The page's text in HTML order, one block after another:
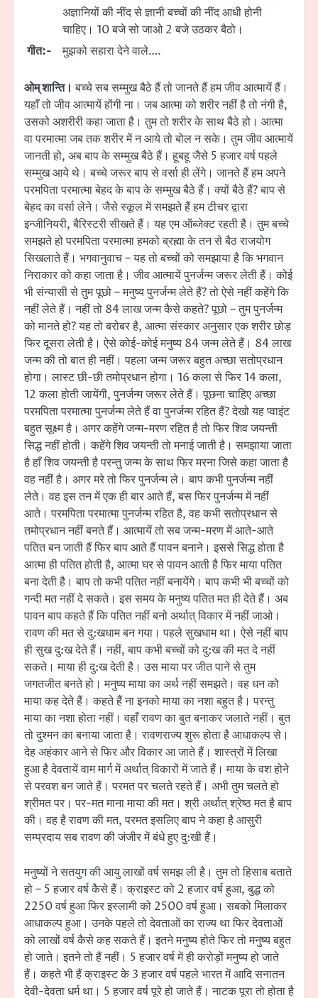
अज्ञानियों की नींद से ज्ञानी बच्चों की नींद आधी होनी
चाहिए। 10 बजे सो जाओ 2 बजे उठकर बैठो।
गीत:-
मुझको सहारा देने वाले….
ओम् शान्ति। बच्चे सब सम्मुख बैठे हैं तो जानते हैं हम जीव आत्मायें हैं।
यहाँ तो जीव आत्मायें होंगी ना। जब आत्मा को शरीर नहीं है तो नंगी है,
उसको अशरीरी कहा जाता है। तुम तो शरीर के साथ बैठे हो। आत्मा
वा परमात्मा जब तक शरीर में न आये तो बोल न सके। तुम जीव आत्मायें
जानती हो, अब बाप के सम्मुख बैठे हैं। हूबहू जैसे 5 हजार वर्ष पहले
सम्मुख आये थे। बच्चे जरूर बाप से वर्सा ही लेंगे। जानते हैं हम अपने
परमपिता परमात्मा बेहद के बाप के सम्मुख बैठे हैं। क्यों बैठे हैं? बाप से
बेहद का वर्सा लेने। जैसे स्कूल में समझते हैं हम टीचर द्वारा
इन्जीनियरी, बैरिस्टरी सीखते हैं। यह एम ऑब्जेक्ट रहती है। तुम बच्चे
समझते हो परमपिता परमात्मा हमको ब्रह्मा के तन से बैठ राजयोग
सिखलाते हैं। भगवानुवाच – यह तो बच्चों को समझाया है कि भगवान
निराकार को कहा जाता है। जीव आत्मायें पुनर्जन्म जरूर लेती हैं। कोई
भी संन्यासी से तुम पूछो – मनुष्य पुनर्जन्म लेते हैं? तो ऐसे नहीं कहेंगे कि
नहीं लेते हैं। नहीं तो 84 लाख जन्म कैसे कहते? पूछो – तुम पुनर्जन्म
को मानते हो? यह तो बरोबर है, आत्मा संस्कार अनुसार एक शरीर छोड़
फिर दूसरा लेती है। ऐसे कोई-कोई मनुष्य 84 जन्म लेते हैं। 84 लाख
जन्म की तो बात ही नहीं। पहला जन्म जरूर बहुत अच्छा सतोप्रधान
होगा। लास्ट छी-छी तमोप्रधान होगा। 16 कला से फिर 14 कला,
12 कला होती जायेंगी, पुनर्जन्म जरूर लेते हैं। पूछना चाहिए अच्छा
परमपिता परमात्मा पुनर्जन्म लेते हैं वा पुनर्जन्म रहित हैं? देखो यह प्वाइंट
बहुत सूक्ष्म है। अगर कहेंगे जन्म-मरण रहित है तो फिर शिव जयन्ती
सिद्ध नहीं होती। कहेंगे शिव जयन्ती तो मनाई जाती है। समझाया जाता
है हाँ शिव जयन्ती है परन्तु जन्म के साथ फिर मरना जिसे कहा जाता है
वह नहीं है। अगर मरे तो फिर पुनर्जन्म ले। बाप कभी पुनर्जन्म नहीं
लेते। वह इस तन में एक ही बार आते हैं, बस फिर पुनर्जन्म में नहीं
आते। परमपिता परमात्मा पुनर्जन्म रहित है, वह कभी सतोप्रधान से
तमोप्रधान नहीं बनते हैं। आत्मायें तो सब जन्म-मरण में आते-आते
पतित बन जाती हैं फिर बाप आते हैं पावन बनाने। इससे सिद्ध होता है
आत्मा ही पतित होती है, आत्मा घर से पावन आती है फिर माया पतित
बना देती है। बाप तो कभी पतित नहीं बनायेंगे। बाप कभी भी बच्चों को
गन्दी मत नहीं दे सकते। इस समय के मनुष्य पतित मत ही देते हैं। अब
पावन बाप कहते हैं कि पतित नहीं बनो अर्थात् विकार में नहीं जाओ।
रावण की मत से दु:खधाम बन गया। पहले सुखधाम था। ऐसे नहीं बाप
ही सुख दु:ख देते हैं। नहीं, बाप कभी बच्चों को दु:ख की मत दे नहीं
सकते। माया ही दु:ख देती है। उस माया पर जीत पाने से तुम
जगतजीत बनते हो। मनुष्य माया का अर्थ नहीं समझते। वह धन को
माया कह देते हैं। कहते हैं ना इनको माया का नशा बहुत है। परन्तु
माया का नशा होता नहीं। वहाँ रावण का बुत बनाकर जलाते नहीं। बुत
तो दुश्मन का बनाया जाता है। रावणराज्य शुरू होता है आधाकल्प से।
देह अहंकार आने से फिर और विकार आ जाते हैं। शास्त्रों में लिखा
हुआ है देवतायें वाम मार्ग में अर्थात् विकारों में जाते हैं। माया के वश होने
से परवश बन जाते हैं। परमत पर चलते रहते हैं। अभी तुम चलते हो
श्रीमत पर। पर-मत माना माया की मत। श्री अर्थात् श्रेष्ठ मत है बाप
की। वह है रावण की मत, परमत इसलिए बाप ने कहा है आसुरी
सम्प्रदाय सब रावण की जंजीर में बंधे हुए दु:खी हैं।
मनुष्यों ने सतयुग की आयु लाखों वर्ष समझ ली है। तुम तो हिसाब बताते
हो – 5 हजार वर्ष कैसे हैं। क्राइस्ट को 2 हजार वर्ष हुआ, बुद्ध को
2250 वर्ष हुआ फिर इस्लामी को 2500 वर्ष हुआ। सबको मिलाकर
आधाकल्प हुआ। उनके पहले तो देवताओं का राज्य था फिर देवताओं
को लाखों वर्ष कैसे कह सकते हैं। इतने मनुष्य होते फिर तो मनुष्य बहुत
हो जाते। इतने तो हैं नहीं। 5 हजार वर्ष में ही करोड़ों मनुष्य हो जाते
हैं। कहते भी हैं क्राइस्ट के 3 हजार वर्ष पहले भारत में आदि सनातन
देवी-देवता धर्म था। 5 हजार वर्ष पूरे हो जाते हैं। नाटक पूरा तो होता है